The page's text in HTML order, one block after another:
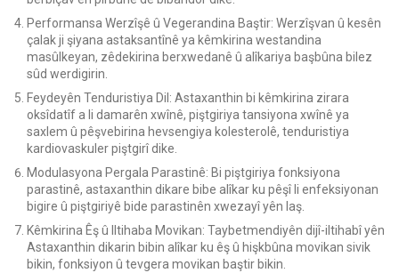
Performansa Werzîşê û Vegerandina Baştir: Werzîşvan û kesên
çalak ji şiyana astaksantînê ya kêmkirina westandina
masûlkeyan, zêdekirina berxwedanê û alîkariya başbûna bilez
sûd werdigirin.
Feydeyên Tenduristiya Dil: Astaxanthin bi kêmkirina zirara
oksîdatîf a li damarên xwînê, piştgiriya tansiyona xwînê ya
saxlem û pêşvebirina hevsengiya kolesterolê, tenduristiya
kardiovaskuler piştgirî dike.
Modulasyona Pergala Parastinê: Bi piştgiriya fonksiyona
parastinê, astaxanthin dikare bibe alîkar ku pêşî li enfeksiyonan
bigire û piştgiriyê bide parastinên xwezayî yên laş.
Kêmkirina Êş û Iltihaba Movikan: Taybetmendiyên dijî-iltihabî yên
Astaxanthin dikarin bibin alîkar ku êş û hişkbûna movikan sivik
bikin, fonksiyon û tevgera movikan baştir bikin.